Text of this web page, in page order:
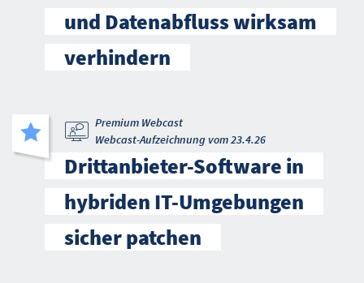
und Datenabfluss wirksam
verhindern
Premium Webcast
Webcast-Aufzeichnung vom 23.4.26
Drittanbieter-Software in
hybriden IT-Umgebungen
sicher patchen